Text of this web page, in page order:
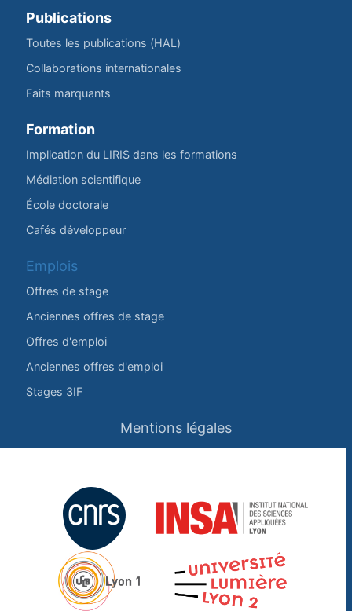
Publications
Toutes les publications (HAL)
Collaborations internationales
Faits marquants
Formation
Implication du LIRIS dans les formations
Médiation scientifique
École doctorale
Cafés développeur
Emplois
Offres de stage
Anciennes offres de stage
Offres d'emploi
Anciennes offres d'emploi
Stages 3IF
Mentions légales